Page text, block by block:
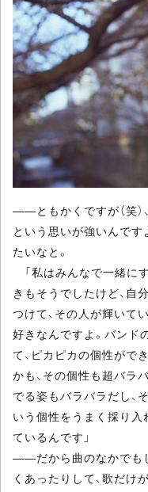
――ともかくですが（笑）
という思いが強いんです
たいなと。
「私はみんなで一緒に
きもそうでしたけど、自
つけて、その人が輝いて
好きなんですよ。バンド
て、ピカピカの個性がで
かも、その個性も超バラ
でる姿もバラバラだし、
いう個性をうまく採り
ているんです」
――だから曲のなかでも
くあったりして、歌だけ